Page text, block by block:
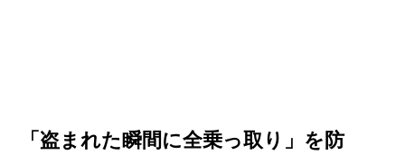
「盗まれた瞬間に全乗っ取り」を防